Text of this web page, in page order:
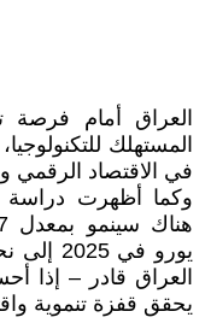
العراق أمام فرصة
المستهلك
في الاقتصاد الرقمي
وكما أظهرت دراسة
العراق قادر – إذا
يحقق قفزة تنموية